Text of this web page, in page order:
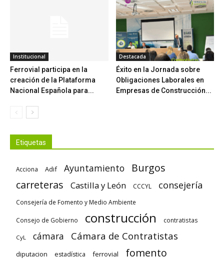
Institucional
Ferrovial participa en la
creación de la Plataforma
Nacional Española para...
Destacada
Éxito en la Jornada sobre
Obligaciones Laborales en
Empresas de Construcción...
Etiquetas
Acciona Adif Ayuntamiento
Burgos
carreteras
Castilla y León CCCYL consejería
Consejería de Fomento y Medio Ambiente
Consejo de Gobierno construcción contratistas
CyL cámara Cámara de Contratistas
diputacion estadística ferrovial fomento